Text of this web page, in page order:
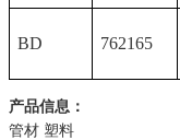
BD 762165
产品信息：
管材 塑料